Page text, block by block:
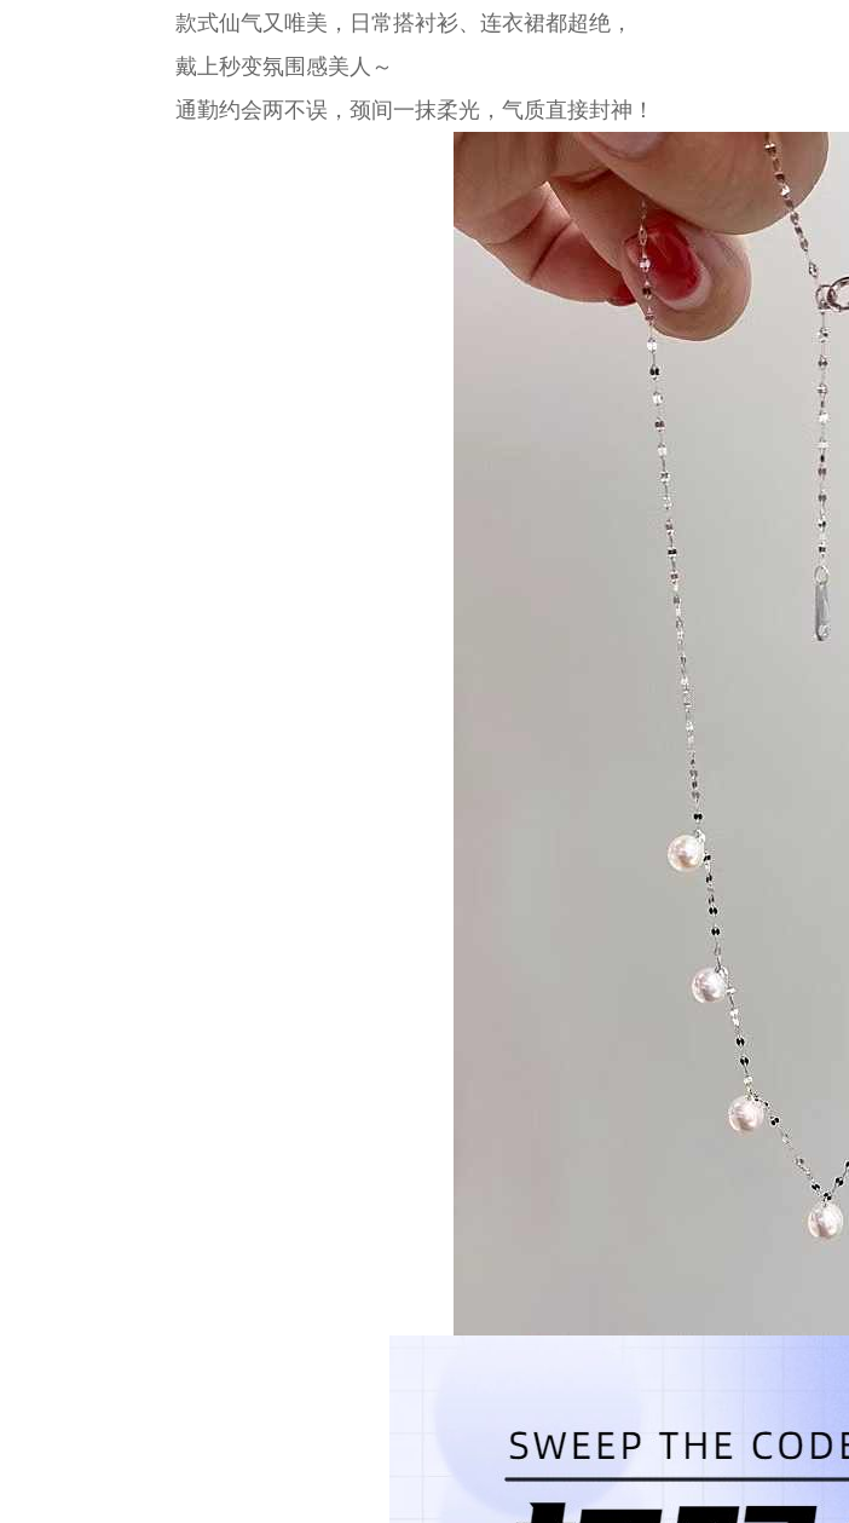
款式仙气又唯美，日常搭衬衫、连衣裙都超绝，
戴上秒变氛围感美人～
通勤约会两不误，颈间一抹柔光，气质直接封神！